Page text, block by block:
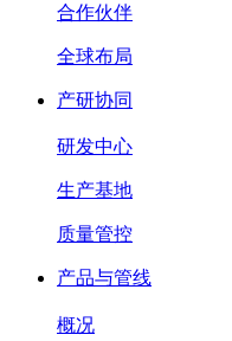
合作伙伴
全球布局
产研协同
研发中心
生产基地
质量管控
产品与管线
概况